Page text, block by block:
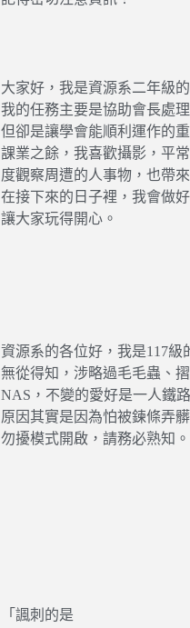
大家好，我是資源系二年級
我的任務主要是協助會長處
但卻是讓學會能順利運作的
課業之餘，我喜歡攝影，平
度觀察周遭的人事物，也帶
在接下來的日子裡，我會做
讓大家玩得開心。
資源系的各位好，我是117
無從得知，涉略過毛毛蟲、
NAS，不變的愛好是一人鐵
原因其實是因為怕被鍊條弄
勿擾模式開啟，請務必熟知。
「諷刺的是